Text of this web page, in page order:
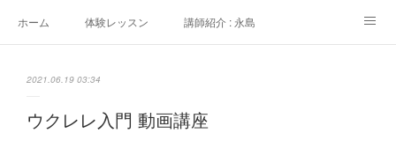
ホーム 体験レッスン 講師紹介 : 永島
2021.06.19 03:34
ウクレレ入門 動画講座